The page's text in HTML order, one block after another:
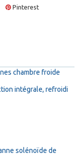
Pinterest
chambre froide
intégrale, refroidi
solénoïde de